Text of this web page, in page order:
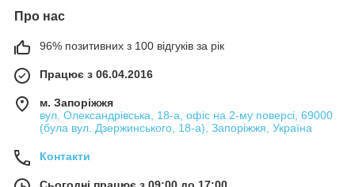
Про нас
96% позитивних з 100 відгуків за рік
Працює з 06.04.2016
м. Запоріжжя
вул. Олександрівська, 18-а, офіс на 2-му поверсі, 69000
(була вул. Дзержинського, 18-а), Запоріжжя, Україна
Контакти